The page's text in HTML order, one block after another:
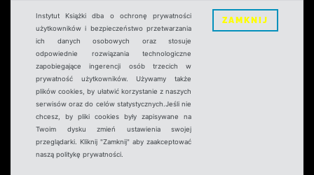
Instytut Książki dba o ochronę prywatności
użytkowników i bezpieczeństwo przetwarzania
ich danych osobowych oraz stosuje
odpowiednie rozwiązania technologiczne
zapobiegające ingerencji osób trzecich w
prywatność użytkowników. Używamy także
plików cookies, by ułatwić korzystanie z naszych
serwisów oraz do celów statystycznych.Jeśli nie
chcesz, by pliki cookies były zapisywane na
Twoim dysku zmień ustawienia swojej
przeglądarki. Kliknij "Zamknij" aby zaakceptować
naszą politykę prywatności.
ZAMKNIJ